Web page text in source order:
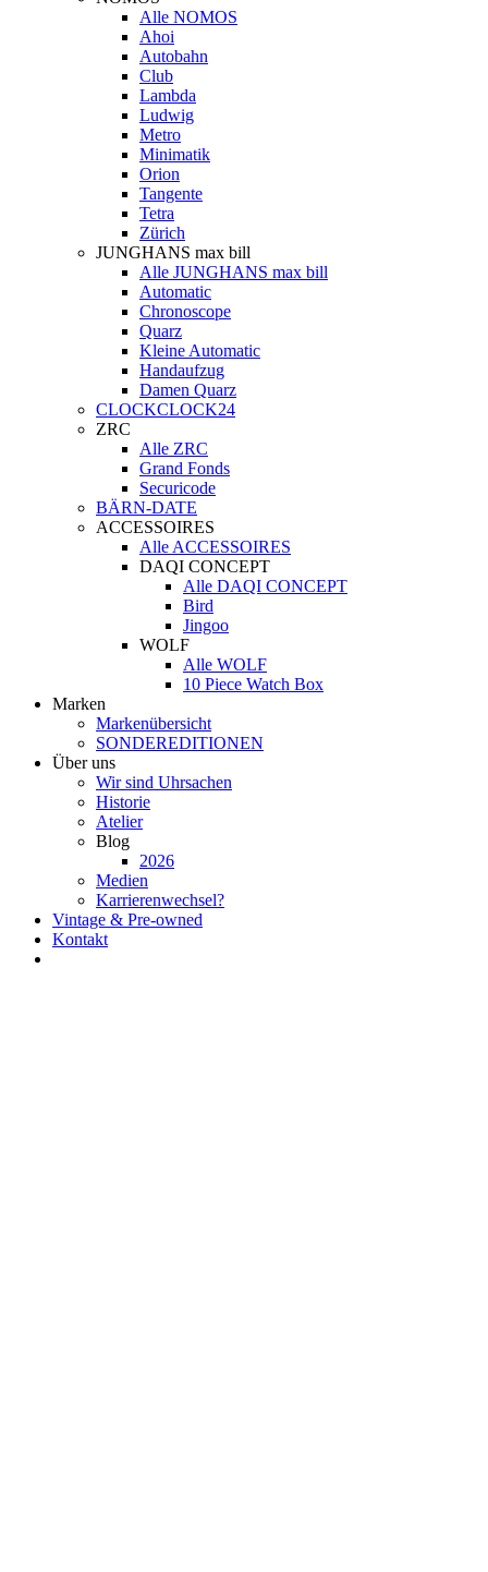
Alle NOMOS
Ahoi
Autobahn
Club
Lambda
Ludwig
Metro
Minimatik
Orion
Tangente
Tetra
Zürich
JUNGHANS max bill
Alle JUNGHANS max bill
Automatic
Chronoscope
Quarz
Kleine Automatic
Handaufzug
Damen Quarz
CLOCKCLOCK24
ZRC
Alle ZRC
Grand Fonds
Securicode
BÄRN-DATE
ACCESSOIRES
Alle ACCESSOIRES
DAQI CONCEPT
Alle DAQI CONCEPT
Bird
Jingoo
WOLF
Alle WOLF
10 Piece Watch Box
Marken
Markenübersicht
SONDEREDITIONEN
Über uns
Wir sind Uhrsachen
Historie
Atelier
Blog
2026
Medien
Karrierenwechsel?
Vintage & Pre-owned
Kontakt